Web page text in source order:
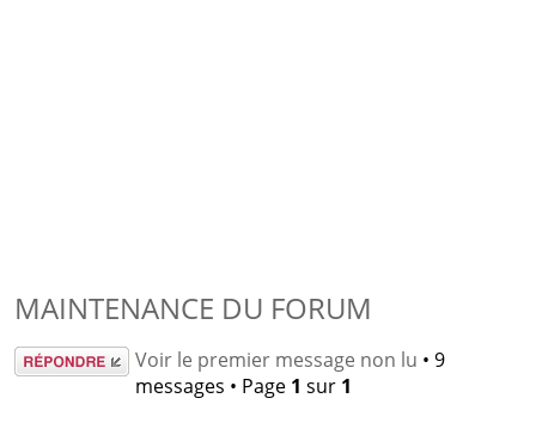
MAINTENANCE DU FORUM
Répondre Voir le premier message non lu • 9
messages • Page 1 sur 1